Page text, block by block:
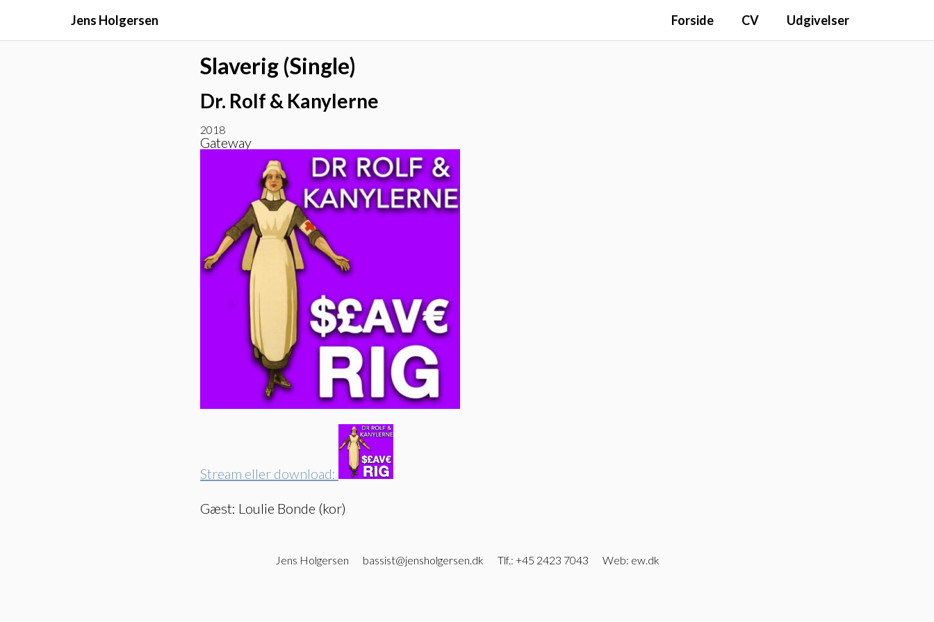
Jens Holgersen Forside CV Udgivelser
Slaverig (Single)
Dr. Rolf & Kanylerne
2018
Gateway
Stream eller download:
Gæst: Loulie Bonde (kor)
Jens Holgersen bassist@jensholgersen.dk Tlf.: +45 2423 7043 Web: ew.dk